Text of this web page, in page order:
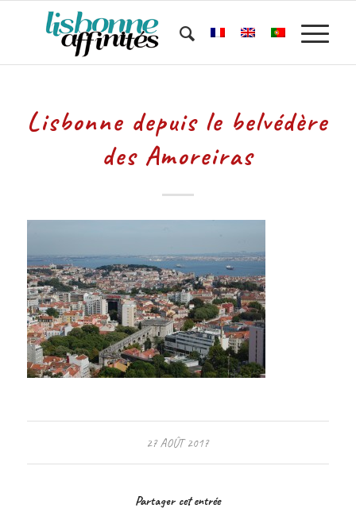
Lisbonne depuis le belvédère
des Amoreiras
27 AOÛT 2017
Partager cet entrée